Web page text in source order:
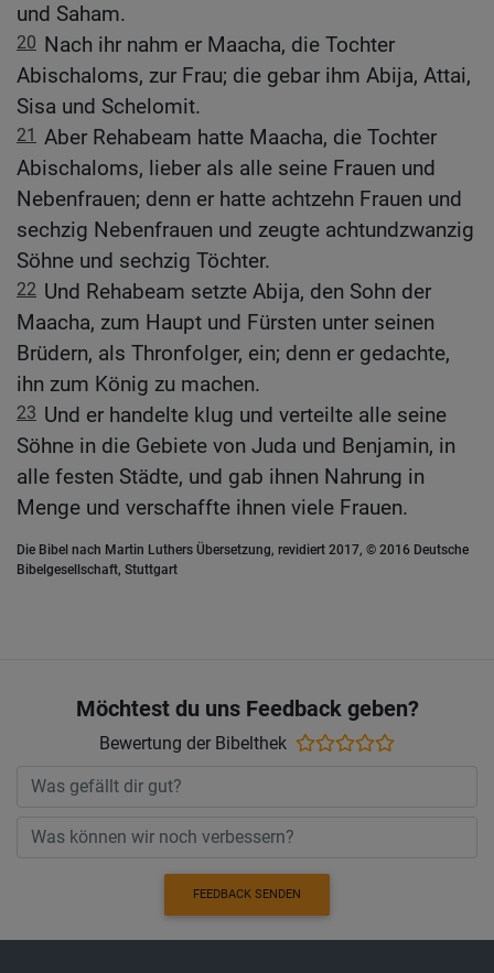
und Saham.
20 Nach ihr nahm er Maacha, die Tochter
Abischaloms, zur Frau; die gebar ihm Abija, Attai,
Sisa und Schelomit.
21 Aber Rehabeam hatte Maacha, die Tochter
Abischaloms, lieber als alle seine Frauen und
Nebenfrauen; denn er hatte achtzehn Frauen und
sechzig Nebenfrauen und zeugte achtundzwanzig
Söhne und sechzig Töchter.
22 Und Rehabeam setzte Abija, den Sohn der
Maacha, zum Haupt und Fürsten unter seinen
Brüdern, als Thronfolger, ein; denn er gedachte,
ihn zum König zu machen.
23 Und er handelte klug und verteilte alle seine
Söhne in die Gebiete von Juda und Benjamin, in
alle festen Städte, und gab ihnen Nahrung in
Menge und verschaffte ihnen viele Frauen.
Die Bibel nach Martin Luthers Übersetzung, revidiert 2017, © 2016 Deutsche
Bibelgesellschaft, Stuttgart
Möchtest du uns Feedback geben?
Bewertung der Bibelthek
FEEDBACK SENDEN